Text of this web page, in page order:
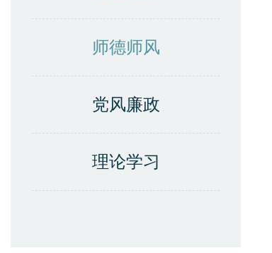
师德师风
党风廉政
理论学习